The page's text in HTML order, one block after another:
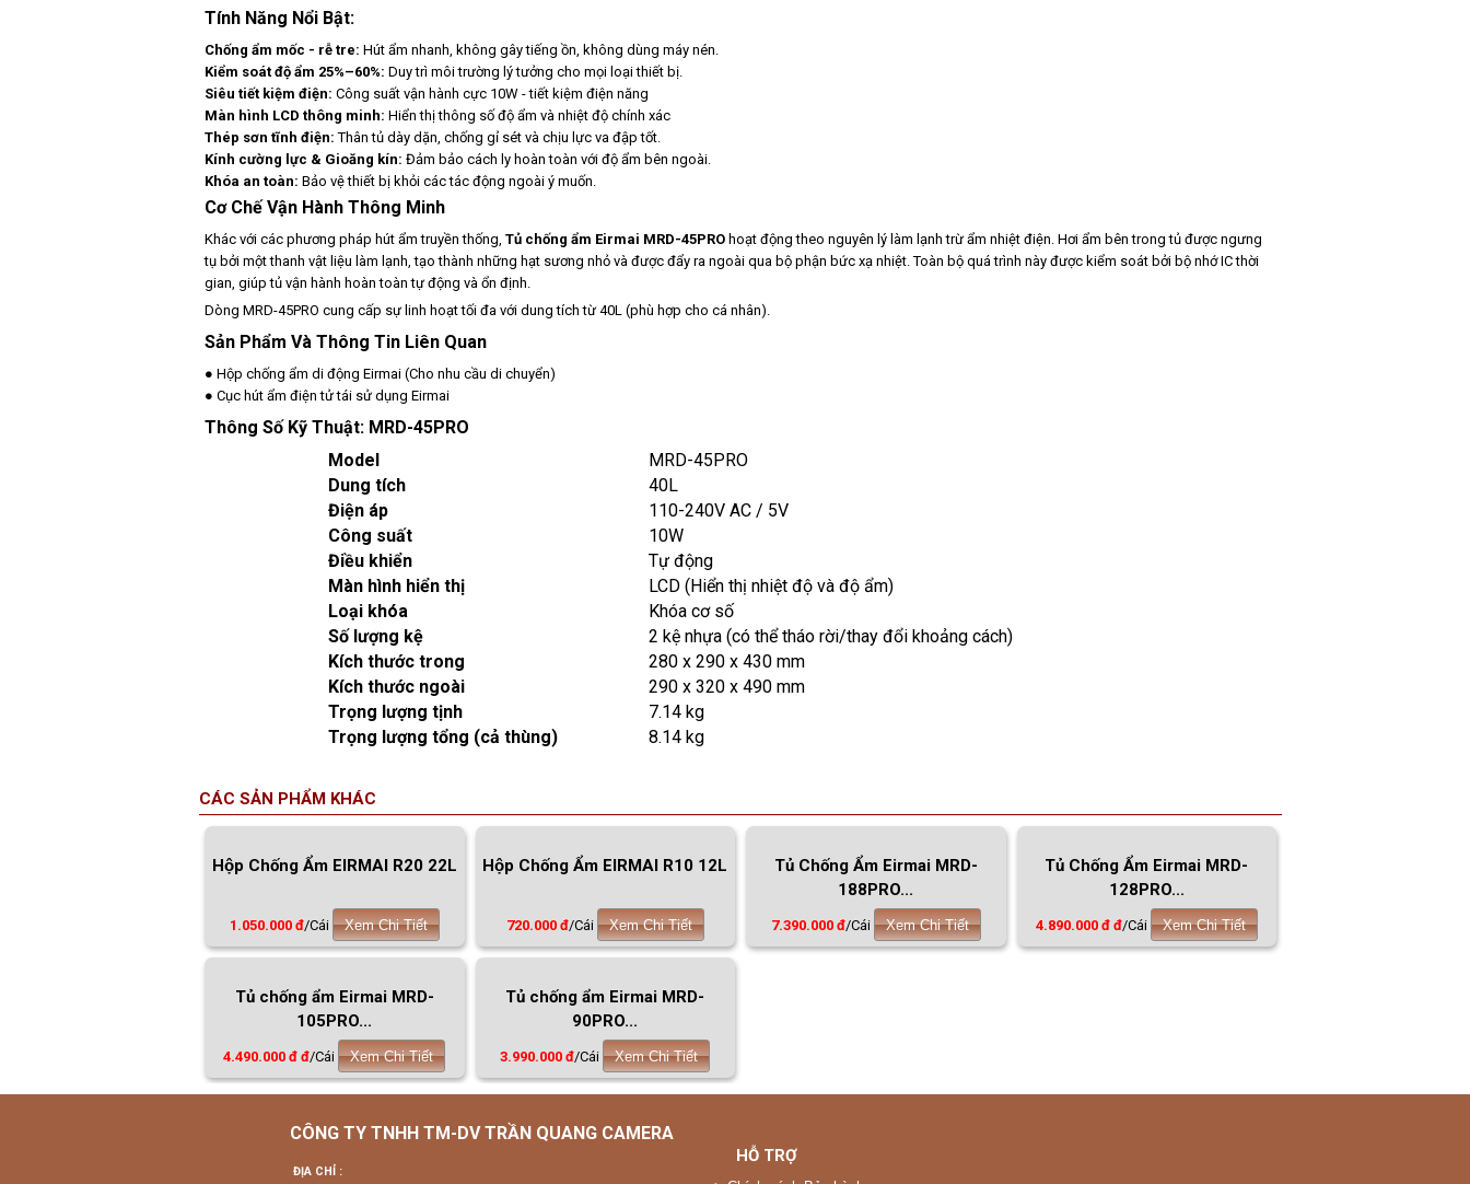
Tính Năng Nổi Bật:
Chống ẩm mốc - rễ tre: Hút ẩm nhanh, không gây tiếng ồn, không dùng máy nén.
Kiểm soát độ ẩm 25%–60%: Duy trì môi trường lý tưởng cho mọi loại thiết bị.
Siêu tiết kiệm điện: Công suất vận hành cực 10W - tiết kiệm điện năng
Màn hình LCD thông minh: Hiển thị thông số độ ẩm và nhiệt độ chính xác
Thép sơn tĩnh điện: Thân tủ dày dặn, chống gỉ sét và chịu lực va đập tốt.
Kính cường lực & Gioăng kín: Đảm bảo cách ly hoàn toàn với độ ẩm bên ngoài.
Khóa an toàn: Bảo vệ thiết bị khỏi các tác động ngoài ý muốn.
Cơ Chế Vận Hành Thông Minh
Khác với các phương pháp hút ẩm truyền thống, Tủ chống ẩm Eirmai MRD-45PRO hoạt động theo nguyên lý làm lạnh trừ ẩm nhiệt điện. Hơi ẩm bên trong tủ được ngưng
tụ bởi một thanh vật liệu làm lạnh, tạo thành những hạt sương nhỏ và được đẩy ra ngoài qua bộ phận bức xạ nhiệt. Toàn bộ quá trình này được kiểm soát bởi bộ nhớ IC thời
gian, giúp tủ vận hành hoàn toàn tự động và ổn định.
Dòng MRD-45PRO cung cấp sự linh hoạt tối đa với dung tích từ 40L (phù hợp cho cá nhân).
Sản Phẩm Và Thông Tin Liên Quan
● Hộp chống ẩm di động Eirmai (Cho nhu cầu di chuyển)
● Cục hút ẩm điện tử tái sử dụng Eirmai
Thông Số Kỹ Thuật: MRD-45PRO
Model
MRD-45PRO
Dung tích
40L
Điện áp
110-240V AC / 5V
Công suất
10W
Điều khiển
Tự động
Màn hình hiển thị
LCD (Hiển thị nhiệt độ và độ ẩm)
Loại khóa
Khóa cơ số
Số lượng kệ
2 kệ nhựa (có thể tháo rời/thay đổi khoảng cách)
Kích thước trong
280 x 290 x 430 mm
Kích thước ngoài
290 x 320 x 490 mm
Trọng lượng tịnh
7.14 kg
Trọng lượng tổng (cả thùng)
8.14 kg
CÁC SẢN PHẨM KHÁC
Hộp Chống Ẩm EIRMAI R20 22L
1.050.000 đ/Cái Xem Chi Tiết
Hộp Chống Ẩm EIRMAI R10 12L
720.000 đ/Cái Xem Chi Tiết
Tủ Chống Ẩm Eirmai MRD-
188PRO...
7.390.000 đ/Cái Xem Chi Tiết
Tủ Chống Ẩm Eirmai MRD-
128PRO...
4.890.000 đ đ/Cái Xem Chi Tiết
Tủ chống ẩm Eirmai MRD-
105PRO...
4.490.000 đ đ/Cái Xem Chi Tiết
Tủ chống ẩm Eirmai MRD-
90PRO...
3.990.000 đ/Cái Xem Chi Tiết
CÔNG TY TNHH TM-DV TRẦN QUANG CAMERA
ĐỊA CHỈ :
HỖ TRỢ